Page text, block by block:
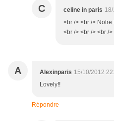
C celine in paris
<br /> <br />
<br /> <br /> <br />
A Alexinparis 15/10/2012
Lovely!!
Répondre